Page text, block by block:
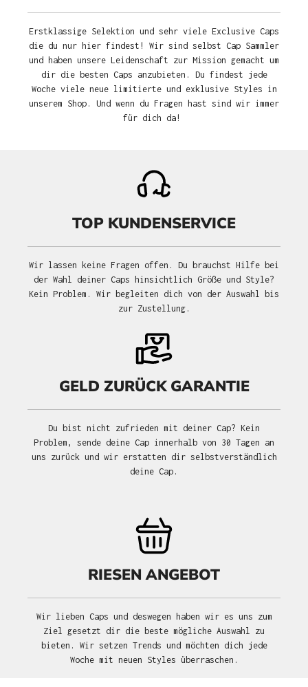
Erstklassige Selektion und sehr viele Exclusive Caps
die du nur hier findest! Wir sind selbst Cap Sammler
und haben unsere Leidenschaft zur Mission gemacht um
dir die besten Caps anzubieten. Du findest jede
Woche viele neue limitierte und exklusive Styles in
unserem Shop. Und wenn du Fragen hast sind wir immer
für dich da!
TOP KUNDENSERVICE
Wir lassen keine Fragen offen. Du brauchst Hilfe bei
der Wahl deiner Caps hinsichtlich Größe und Style?
Kein Problem. Wir begleiten dich von der Auswahl bis
zur Zustellung.
GELD ZURÜCK GARANTIE
Du bist nicht zufrieden mit deiner Cap? Kein
Problem, sende deine Cap innerhalb von 30 Tagen an
uns zurück und wir erstatten dir selbstverständlich
deine Cap.
RIESEN ANGEBOT
Wir lieben Caps und deswegen haben wir es uns zum
Ziel gesetzt dir die beste mögliche Auswahl zu
bieten. Wir setzen Trends und möchten dich jede
Woche mit neuen Styles überraschen.